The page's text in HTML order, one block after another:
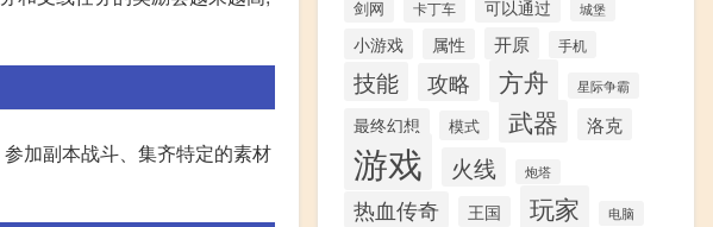
加副本战斗、集齐特定的素材
剑网 卡丁车 可以通过 城堡
小游戏 属性 开原 手机
技能 攻略 方舟 星际争霸
最终幻想 模式 武器 洛克
游戏 火线 炮塔
热血传奇 王国 玩家 电脑